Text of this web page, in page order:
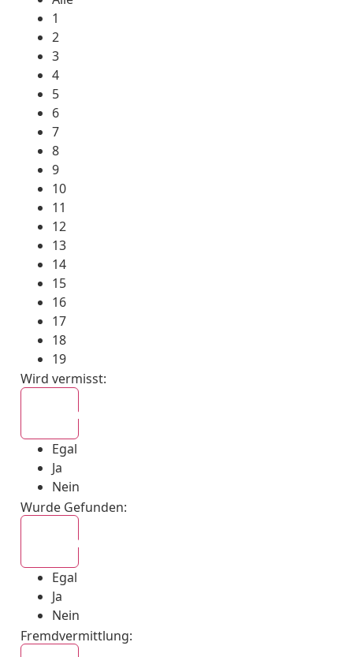
1
2
3
4
5
6
7
8
9
10
11
12
13
14
15
16
17
18
19
Wird vermisst:
Egal
Ja
Nein
Wurde Gefunden:
Egal
Ja
Nein
Fremdvermittlung: